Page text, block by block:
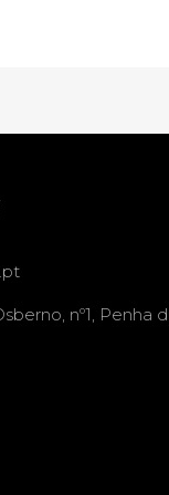
nº1, Penha